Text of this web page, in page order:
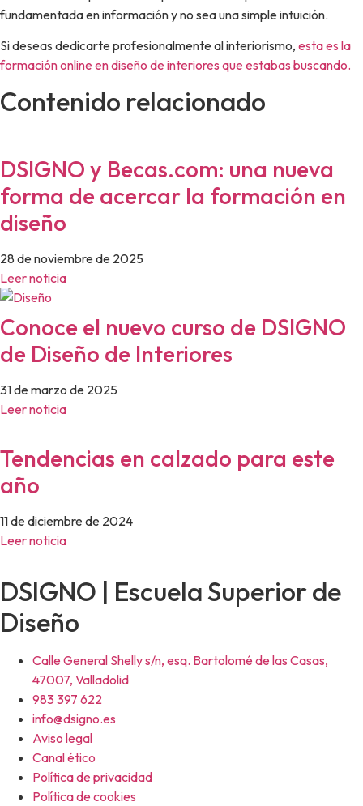
fundamentada en información y no sea una simple intuición.
Si deseas dedicarte profesionalmente al interiorismo, esta es la
formación online en diseño de interiores que estabas buscando.
Contenido relacionado
DSIGNO y Becas.com: una nueva
forma de acercar la formación en
diseño
28 de noviembre de 2025
Leer noticia
Conoce el nuevo curso de DSIGNO
de Diseño de Interiores
31 de marzo de 2025
Leer noticia
Tendencias en calzado para este
año
11 de diciembre de 2024
Leer noticia
DSIGNO | Escuela Superior de
Diseño
Calle General Shelly s/n, esq. Bartolomé de las Casas,
47007, Valladolid
983 397 622
info@dsigno.es
Aviso legal
Canal ético
Política de privacidad
Política de cookies